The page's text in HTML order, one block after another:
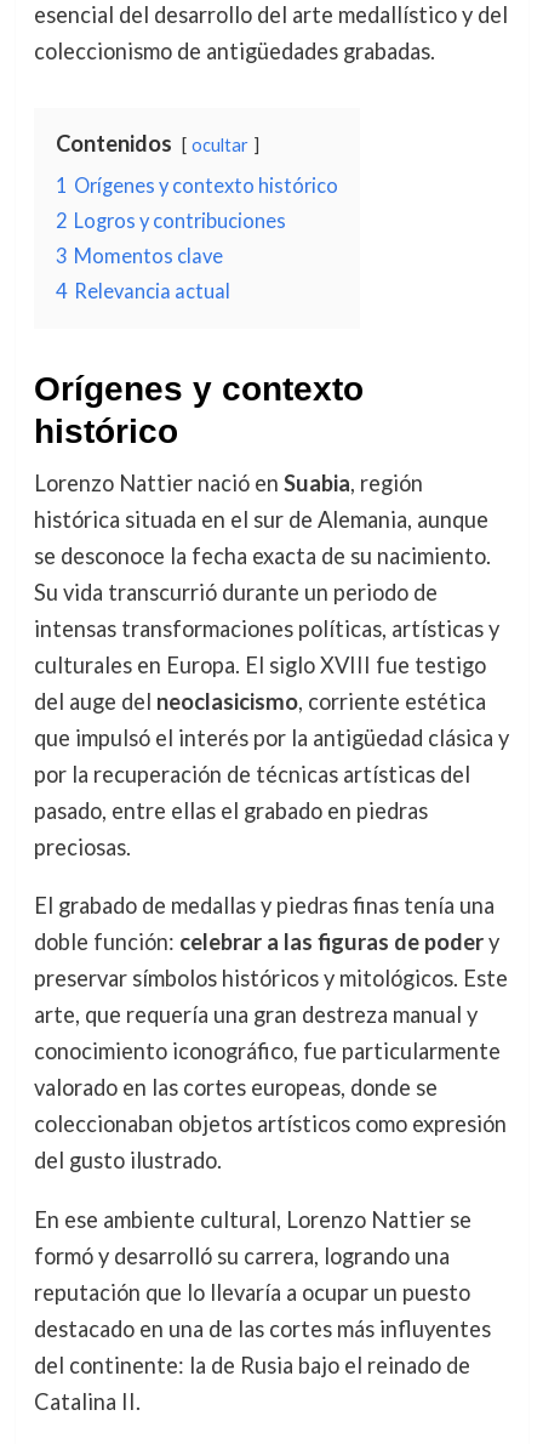
esencial del desarrollo del arte medallístico y del
coleccionismo de antigüedades grabadas.
Contenidos ocultar
1 Orígenes y contexto histórico
2 Logros y contribuciones
3 Momentos clave
4 Relevancia actual
Orígenes y contexto
histórico
Lorenzo Nattier nació en Suabia, región
histórica situada en el sur de Alemania, aunque
se desconoce la fecha exacta de su nacimiento.
Su vida transcurrió durante un periodo de
intensas transformaciones políticas, artísticas y
culturales en Europa. El siglo XVIII fue testigo
del auge del neoclasicismo, corriente estética
que impulsó el interés por la antigüedad clásica y
por la recuperación de técnicas artísticas del
pasado, entre ellas el grabado en piedras
preciosas.
El grabado de medallas y piedras finas tenía una
doble función: celebrar a las figuras de podery
preservar símbolos históricos y mitológicos. Este
arte, que requería una gran destreza manual y
conocimiento iconográfico, fue particularmente
valorado en las cortes europeas, donde se
coleccionaban objetos artísticos como expresión
del gusto ilustrado.
En ese ambiente cultural, Lorenzo Nattier se
formó y desarrolló su carrera, logrando una
reputación que lo llevaría a ocupar un puesto
destacado en una de las cortes más influyentes
del continente: la de Rusia bajo el reinado de
Catalina II.